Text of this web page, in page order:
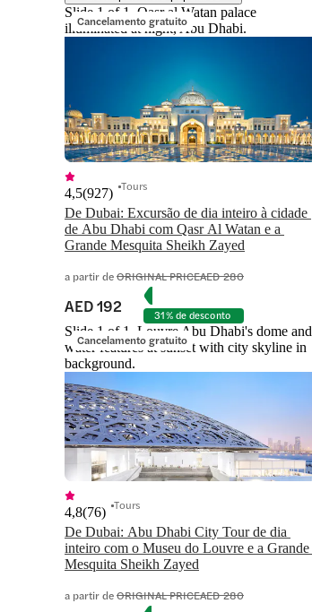
Cancelamento gratuito
Slide 1 of 1, Qasr al Watan palace
illuminated at night, Abu Dhabi.
De Dubai: Excursão de dia inteiro à cidade
de Abu Dhabi com Qasr Al Watan e a
Grande Mesquita Sheikh Zayed
4,5(927) Tours
a partir deORIGINAL PRICEAED 280
AED 192 31% de desconto
Cancelamento gratuito
Slide 1 of 1, Louvre Abu Dhabi's dome and
water features at sunset with city skyline in
background.
De Dubai: Abu Dhabi City Tour de dia
inteiro com o Museu do Louvre e a Grande
Mesquita Sheikh Zayed
4,8(76) Tours
a partir deORIGINAL PRICEAED 280